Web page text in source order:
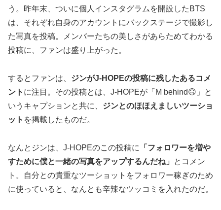
う。昨年末、ついに個人インスタグラムを開設したBTS
は、それぞれ自身のアカウントにバックステージで撮影し
た写真を投稿。メンバーたちの美しさがあらためてわかる
投稿に、ファンは盛り上がった。
するとファンは、 ジンがJ-HOPEの投稿に残したあるコメ
ント に注目。その投稿とは、J-HOPEが「M behind🙃」と
いうキャプションと共に、 ジンとのほほえましいツーショ
ット を掲載したものだ。
なんとジンは、J-HOPEのこの投稿に
「フォロワーを増や
すために僕と一緒の写真をアップするんだね」
とコメン
ト。自分との貴重なツーショットをフォロワー稼ぎのため
に使っていると、なんとも辛辣なツッコミを入れたのだ。